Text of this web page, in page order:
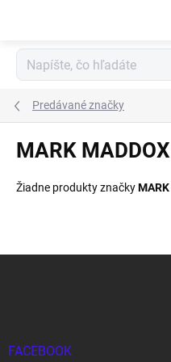
Predávané značky
MARK MADDOX
Žiadne produkty značky
FACEBOOK